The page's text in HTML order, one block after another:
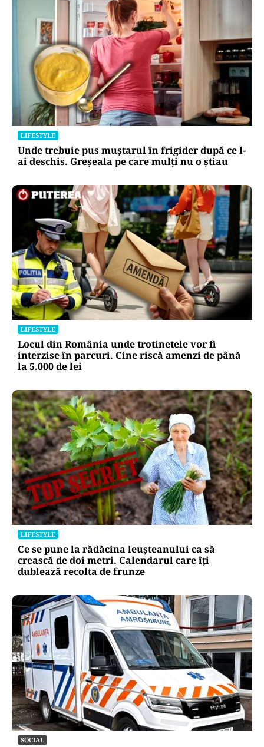
LIFESTYLE
Unde trebuie pus muștarul în frigider după ce l-
ai deschis. Greșeala pe care mulți nu o știau
LIFESTYLE
Locul din România unde trotinetele vor fi
interzise în parcuri. Cine riscă amenzi de până
la 5.000 de lei
LIFESTYLE
Ce se pune la rădăcina leușteanului ca să
crească de doi metri. Calendarul care îți
dublează recolta de frunze
SOCIAL